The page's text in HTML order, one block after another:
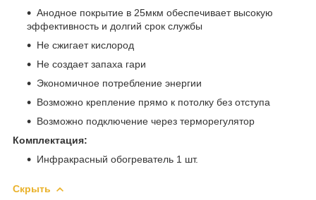
Анодное покрытие в 25мкм обеспечивает высокую
эффективность и долгий срок службы
Не сжигает кислород
Не создает запаха гари
Экономичное потребление энергии
Возможно крепление прямо к потолку без отступа
Возможно подключение через терморегулятор
Комплектация:
Инфракрасный обогреватель 1 шт.
Скрыть